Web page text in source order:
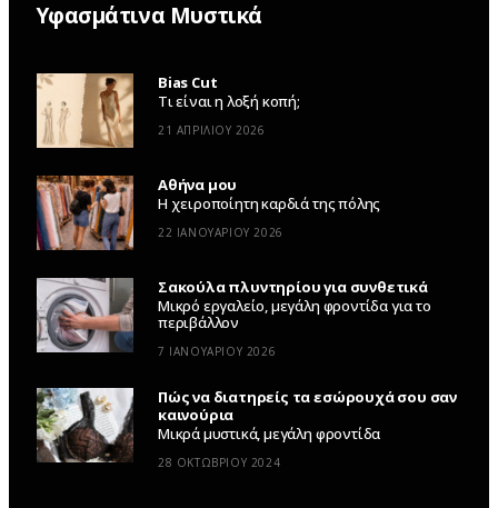
Υφασμάτινα Μυστικά
Bias Cut
Τι είναι η λοξή κοπή;
21 ΑΠΡΙΛΊΟΥ 2026
Αθήνα μου
Η χειροποίητη καρδιά της πόλης
22 ΙΑΝΟΥΑΡΊΟΥ 2026
Σακούλα πλυντηρίου για συνθετικά
Μικρό εργαλείο, μεγάλη φροντίδα για το
περιβάλλον
7 ΙΑΝΟΥΑΡΊΟΥ 2026
Πώς να διατηρείς τα εσώρουχά σου σαν
καινούρια
Μικρά μυστικά, μεγάλη φροντίδα
28 ΟΚΤΩΒΡΊΟΥ 2024